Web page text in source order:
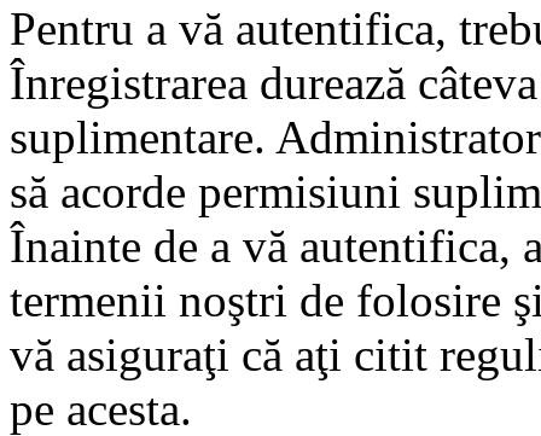
Pentru a vă autentifica,
Înregistrarea durează
suplimentare.
să acorde permisiuni
Înainte de a vă autentifica,
termenii noştri de folosire
vă asiguraţi că aţi citit
pe acesta.